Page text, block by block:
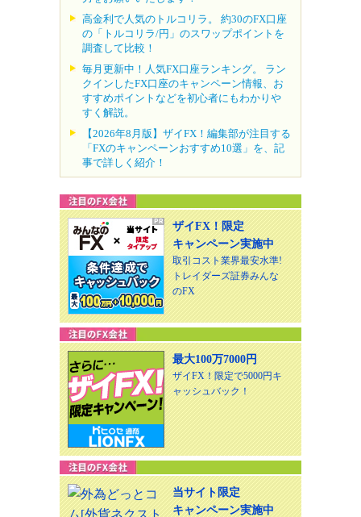
高金利で人気のトルコリラ。 約30のFX口座
の「トルコリラ/円」のスワップポイントを
調査して比較！
毎月更新中！人気FX口座ランキング。 ラン
クインしたFX口座のキャンペーン情報、お
すすめポイントなどを初心者にもわかりや
すく解説。
【2026年8月版】ザイFX！編集部が注目する
「FXのキャンペーンおすすめ10選」を、記
事で詳しく紹介！
ザイFX！限定
キャンペーン実施中
取引コスト業界最安水準!
トレイダーズ証券みんな
のFX
最大100万7000円
ザイFX！限定で5000円キ
ャッシュバック！
当サイト限定
キャンペーン実施中